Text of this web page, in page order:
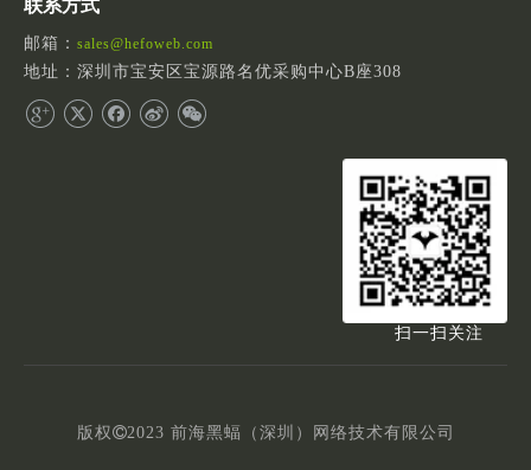
联系方式
邮箱： sales@hefoweb.com
地址：深圳市宝安区宝源路名优采购中心B座308
扫一扫关注
版权2023 前海黑蝠（深圳）网络技术有限公司